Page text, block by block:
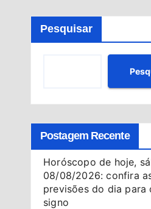
Pesquisar
Postagem Recente
Horóscopo de hoje,
08/08/2026: confira
previsões do dia para
signo